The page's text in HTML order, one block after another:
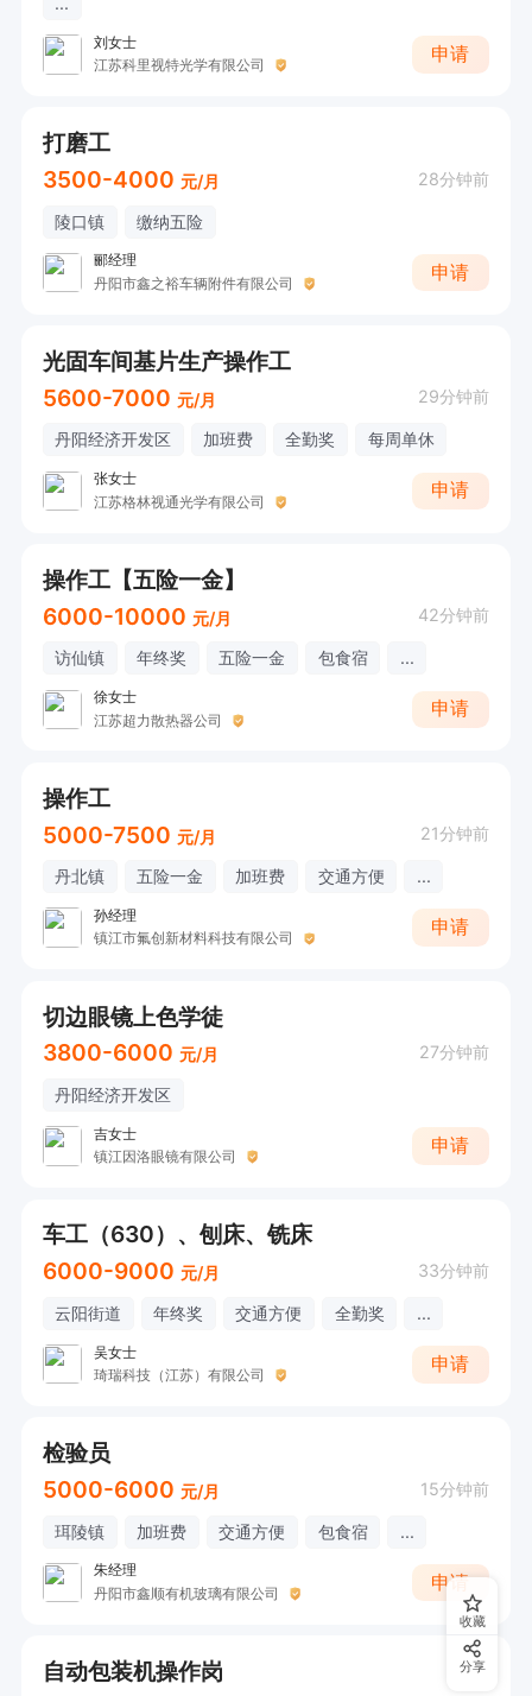
刘女士
江苏科里视特光学有限公司
申请
打磨工
3500-4000 元/月 28分钟前
陵口镇 缴纳五险
郦经理
丹阳市鑫之裕车辆附件有限公司
申请
光固车间基片生产操作工
5600-7000 元/月 29分钟前
丹阳经济开发区 加班费 全勤奖 每周单休
张女士
江苏格林视通光学有限公司
申请
操作工【五险一金】
6000-10000 元/月 42分钟前
访仙镇 年终奖 五险一金 包食宿 ...
徐女士
江苏超力散热器公司
申请
操作工
5000-7500 元/月 21分钟前
丹北镇 五险一金 加班费 交通方便 ...
孙经理
镇江市氟创新材料科技有限公司
申请
切边眼镜上色学徒
3800-6000 元/月 27分钟前
丹阳经济开发区
吉女士
镇江因洛眼镜有限公司
申请
车工（630）、刨床、铣床
6000-9000 元/月 33分钟前
云阳街道 年终奖 交通方便 全勤奖 ...
吴女士
琦瑞科技（江苏）有限公司
申请
检验员
5000-6000 元/月 15分钟前
珥陵镇 加班费 交通方便 包食宿 ...
朱经理
丹阳市鑫顺有机玻璃有限公司
申请
自动包装机操作岗
收藏
分享